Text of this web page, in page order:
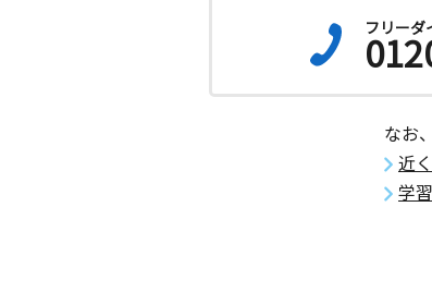
フリーダ
なお
近
学